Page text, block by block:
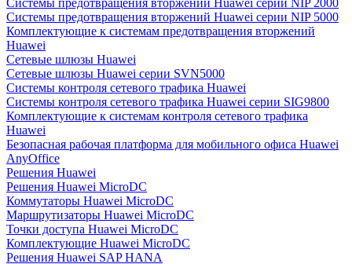
Системы предотвращения вторжений Huawei серии NIP 2000
Системы предотвращения вторжений Huawei серии NIP 5000
Комплектующие к системам предотвращения вторжений
Huawei
Сетевые шлюзы Huawei
Сетевые шлюзы Huawei серии SVN5000
Системы контроля сетевого трафика Huawei
Системы контроля сетевого трафика Huawei серии SIG9800
Комплектующие к системам контроля сетевого трафика
Huawei
Безопасная рабочая платформа для мобильного офиса Huawei
AnyOffice
Решения Huawei
Решения Huawei MicroDC
Коммутаторы Huawei MicroDC
Маршрутизаторы Huawei MicroDC
Точки доступа Huawei MicroDC
Комплектующие Huawei MicroDC
Решения Huawei SAP HANA